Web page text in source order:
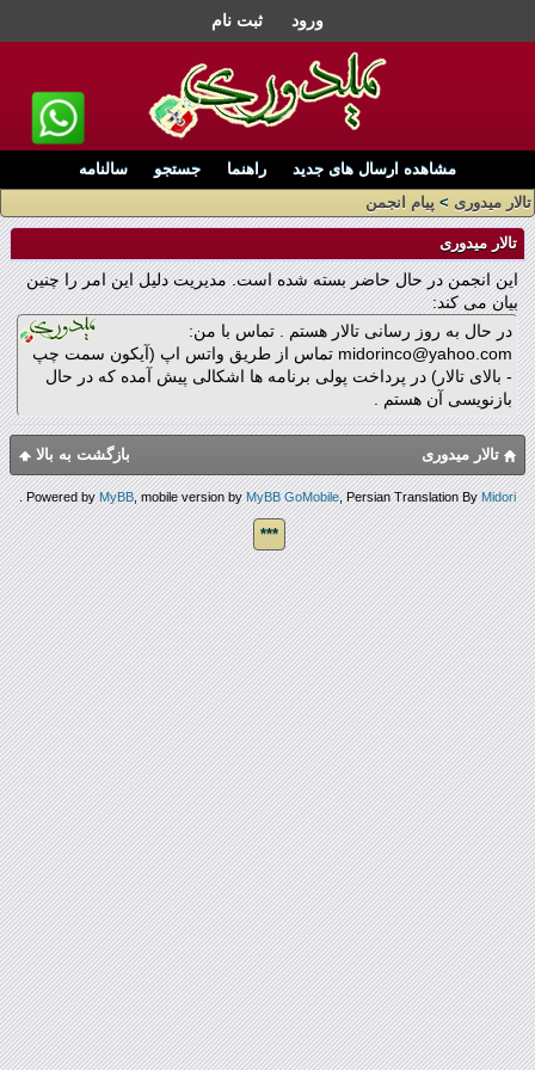
ورود ثبت نام
مشاهده ارسال های جدید راهنما جستجو
سالنامه
تالار میدوری > پیام انجمن
تالار میدوری
این انجمن در حال حاضر بسته شده است. مدیریت دلیل این امر را چنین
بیان می کند:
در حال به روز رسانی تالار هستم . تماس با من:
midorinco@yahoo.com تماس از طریق واتس اپ (آیکون سمت چپ
- بالای تالار) در پرداخت پولی برنامه ها اشکالی پیش آمده که در حال
بازنویسی آن هستم .
بازگشت به بالا تالار میدوری
Powered byMyBB, mobile version byMyBB GoMobile, Persian Translation ByMidori
.
***